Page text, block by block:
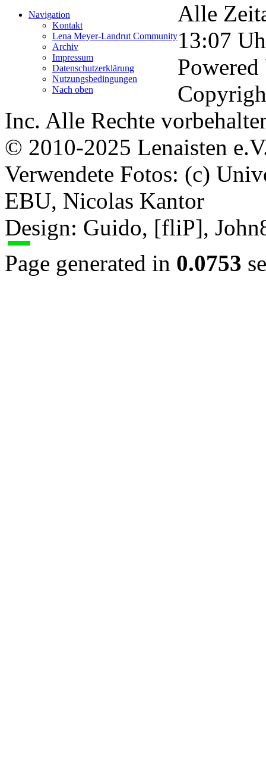
Navigation
Kontakt
Lena Meyer-Landrut Community
Archiv
Impressum
Datenschutzerklärung
Nutzungsbedingungen
Nach oben
Alle
13:07
Inc. Alle Rechte
© 2010-2025 Lenaisten
Verwendete Fotos: (c)
EBU, Nicolas Kantor
Design: Guido, [fliP],
Page generated in 0.0753